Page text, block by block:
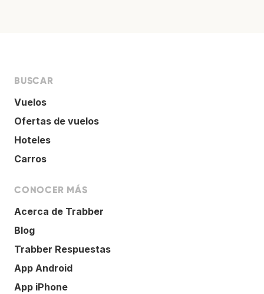
BUSCAR
Vuelos
Ofertas de vuelos
Hoteles
Carros
CONOCER MÁS
Acerca de Trabber
Blog
Trabber Respuestas
App Android
App iPhone